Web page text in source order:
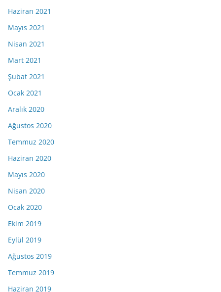
Haziran 2021
Mayıs 2021
Nisan 2021
Mart 2021
Şubat 2021
Ocak 2021
Aralık 2020
Ağustos 2020
Temmuz 2020
Haziran 2020
Mayıs 2020
Nisan 2020
Ocak 2020
Ekim 2019
Eylül 2019
Ağustos 2019
Temmuz 2019
Haziran 2019